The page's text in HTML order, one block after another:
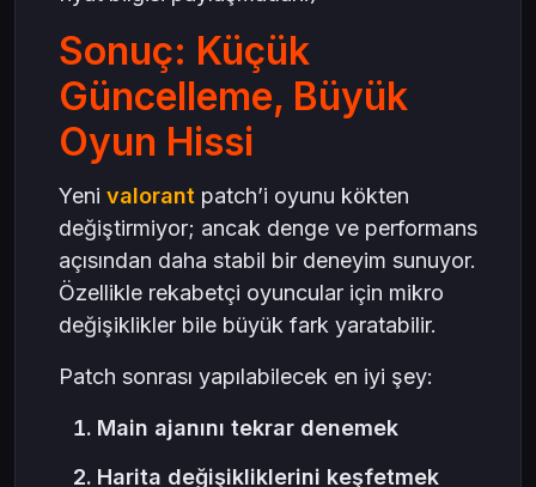
Sonuç: Küçük
Güncelleme, Büyük
Oyun Hissi
Yeni valorant patch’i oyunu kökten
değiştirmiyor; ancak denge ve performans
açısından daha stabil bir deneyim sunuyor.
Özellikle rekabetçi oyuncular için mikro
değişiklikler bile büyük fark yaratabilir.
Patch sonrası yapılabilecek en iyi şey:
Main ajanını tekrar denemek
Harita değişikliklerini keşfetmek